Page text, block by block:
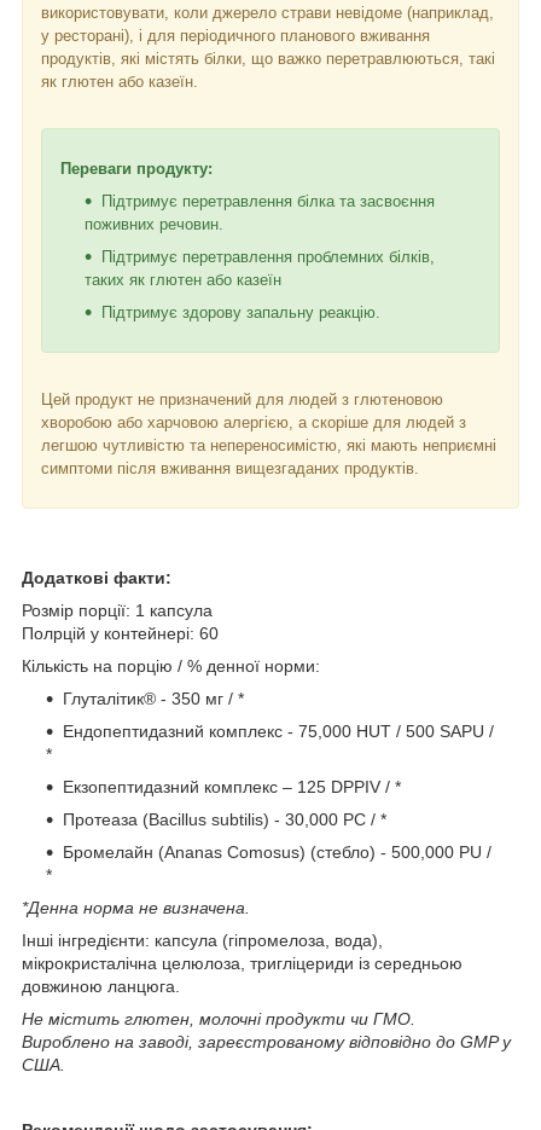
використовувати, коли джерело страви невідоме (наприклад,
у ресторані), і для періодичного планового вживання
продуктів, які містять білки, що важко перетравлюються, такі
як глютен або казеїн.
Переваги продукту:
Підтримує перетравлення білка та засвоєння
поживних речовин.
Підтримує перетравлення проблемних білків,
таких як глютен або казеїн
Підтримує здорову запальну реакцію.
Цей продукт не призначений для людей з глютеновою
хворобою або харчовою алергією, а скоріше для людей з
легшою чутливістю та непереносимістю, які мають неприємні
симптоми після вживання вищезгаданих продуктів.
Додаткові факти:
Розмір порції: 1 капсула
Полрцій у контейнері: 60
Кількість на порцію / % денної норми:
Глуталітик® - 350 мг / *
Ендопептидазний комплекс - 75,000 HUT / 500 SAPU /
*
Екзопептидазний комплекс – 125 DPPIV / *
Протеаза (Bacillus subtilis) - 30,000 РС / *
Бромелайн (Ananas Comosus) (стебло) - 500,000 PU /
*
*Денна норма не визначена.
Інші інгредієнти: капсула (гіпромелоза, вода),
мікрокристалічна целюлоза, тригліцериди із середньою
довжиною ланцюга.
Не містить глютен, молочні продукти чи ГМО.
Вироблено на заводі, зареєстрованому відповідно до GMP у
США.